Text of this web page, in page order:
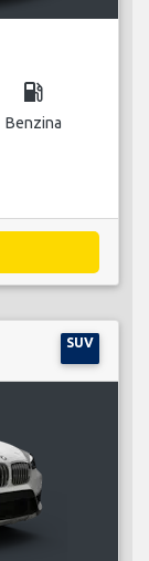
local_gas_station
Benzina
SUV